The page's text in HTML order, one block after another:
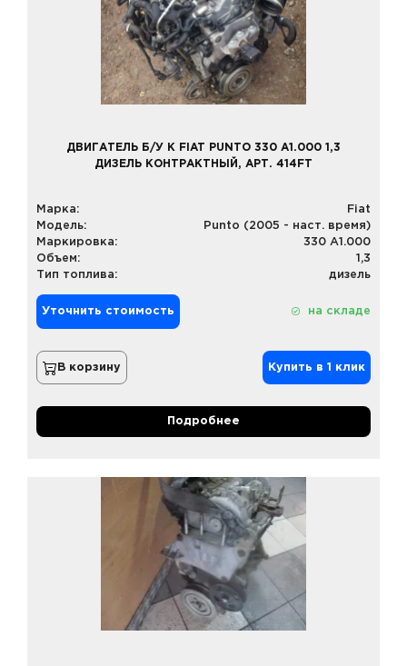
ДВИГАТЕЛЬ Б/У К FIAT PUNTO 330 A1.000 1,3
ДИЗЕЛЬ КОНТРАКТНЫЙ, АРТ. 414FT
Марка:
Fiat
Модель:
Punto (2005 - наст. время)
Маркировка:
330 A1.000
Объем:
1,3
Тип топлива:
дизель
Уточнить стоимость на складе
В корзину Купить в 1 клик
Подробнее